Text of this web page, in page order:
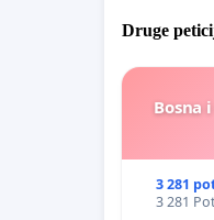
Druge
Bosna
3 281
3 281